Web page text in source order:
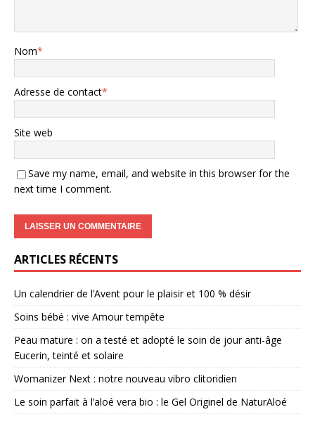
Nom*
Adresse de contact*
Site web
Save my name, email, and website in this browser for the
next time I comment.
ARTICLES RÉCENTS
Un calendrier de l’Avent pour le plaisir et 100 % désir
Soins bébé : vive Amour tempête
Peau mature : on a testé et adopté le soin de jour anti-âge
Eucerin, teinté et solaire
Womanizer Next : notre nouveau vibro clitoridien
Le soin parfait à l’aloé vera bio : le Gel Originel de NaturAloé